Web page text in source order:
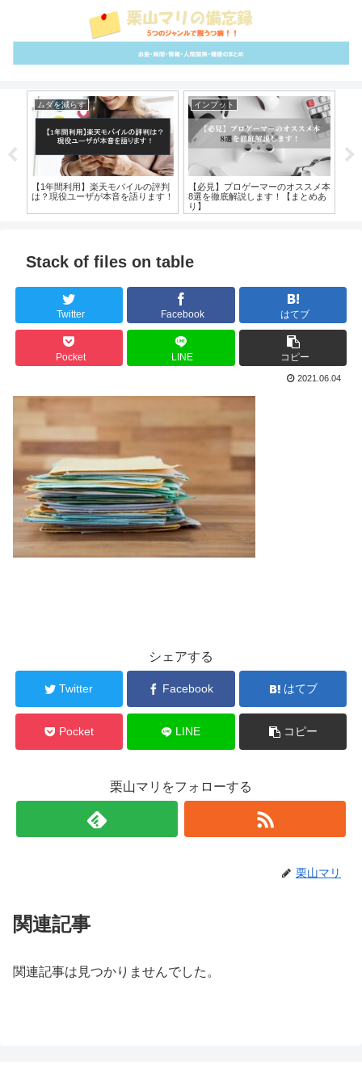
ムダを減らす
【1年間利用】楽天モバイルの評判
は？現役ユーザが本音を語ります！
インプット
【必見】プロゲーマーのオススメ本
8選を徹底解説します！【まとめあ
り】
Stack of files on table
Twitter Facebook はてブ
Pocket LINE コピー
2021.06.04
シェアする
Twitter Facebook はてブ
Pocket LINE コピー
栗山マリをフォローする
栗山マリ
関連記事
関連記事は見つかりませんでした。